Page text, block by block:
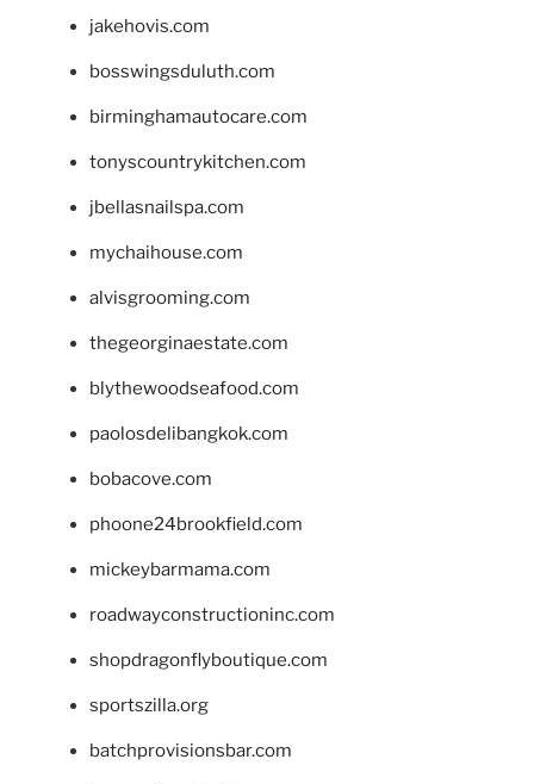
jakehovis.com
bosswingsduluth.com
birminghamautocare.com
tonyscountrykitchen.com
jbellasnailspa.com
mychaihouse.com
alvisgrooming.com
thegeorginaestate.com
blythewoodseafood.com
paolosdelibangkok.com
bobacove.com
phoone24brookfield.com
mickeybarmama.com
roadwayconstructioninc.com
shopdragonflyboutique.com
sportszilla.org
batchprovisionsbar.com